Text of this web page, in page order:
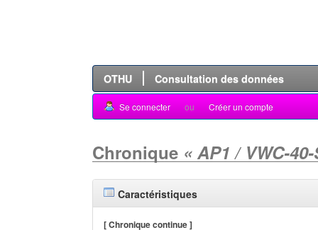
OTHU Consultation des données
Se connecter ou Créer un compte
Chronique « AP1 / VWC-
Caractéristiques
[ Chronique continue ]